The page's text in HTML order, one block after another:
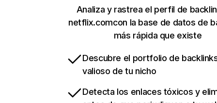
Analiza y rastrea el perfil de
netflix.comcon la base de datos de
más rápida que existe
Descubre el portfolio de
valioso de tu nicho
Detecta los enlaces tóxicos y